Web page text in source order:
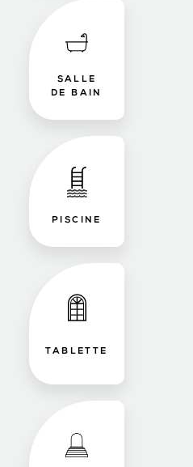
SALLE
DE BAIN
PISCINE
TABLETTE